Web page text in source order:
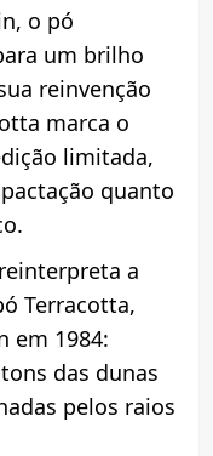
o pó
um brilho
reinvenção
marca o
limitada,
quanto
a
Terracotta,
em 1984:
das dunas
pelos raios